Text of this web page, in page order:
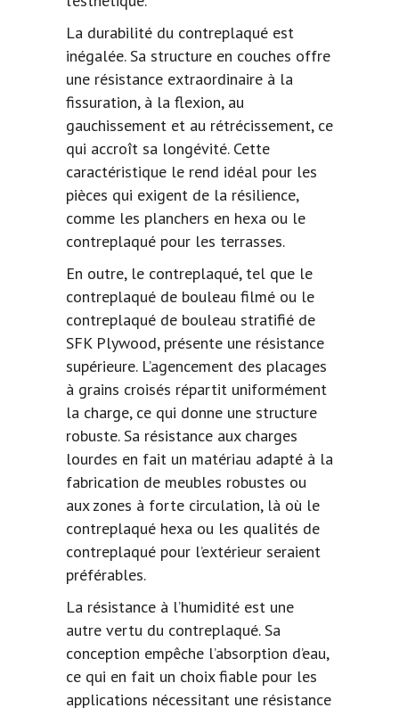
La durabilité du contreplaqué est
inégalée. Sa structure en couches offre
une résistance extraordinaire à la
fissuration, à la flexion, au
gauchissement et au rétrécissement, ce
qui accroît sa longévité. Cette
caractéristique le rend idéal pour les
pièces qui exigent de la résilience,
comme les planchers en hexa ou le
contreplaqué pour les terrasses.
En outre, le contreplaqué, tel que le
contreplaqué de bouleau filmé ou le
contreplaqué de bouleau stratifié de
SFK Plywood, présente une résistance
supérieure. L’agencement des placages
à grains croisés répartit uniformément
la charge, ce qui donne une structure
robuste. Sa résistance aux charges
lourdes en fait un matériau adapté à la
fabrication de meubles robustes ou
aux zones à forte circulation, là où le
contreplaqué hexa ou les qualités de
contreplaqué pour l’extérieur seraient
préférables.
La résistance à l’humidité est une
autre vertu du contreplaqué. Sa
conception empêche l’absorption d’eau,
ce qui en fait un choix fiable pour les
applications nécessitant une résistance